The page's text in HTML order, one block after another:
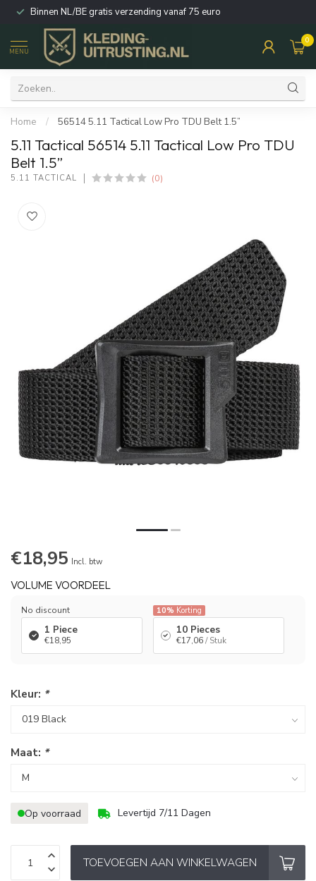
Binnen NL/BE gratis verzending vanaf 75 euro
MENU
0
Home / 56514 5.11 Tactical Low Pro TDU Belt 1.5”
5.11 Tactical 56514 5.11 Tactical Low Pro TDU
Belt 1.5”
5.11 TACTICAL (0)
€18,95 Incl. btw
VOLUME VOORDEEL
No discount
1 Piece
€18,95
10% Korting
10 Pieces
€17,06 / Stuk
Kleur: *
Maat: *
Op voorraad Levertijd 7/11 Dagen
TOEVOEGEN AAN WINKELWAGEN